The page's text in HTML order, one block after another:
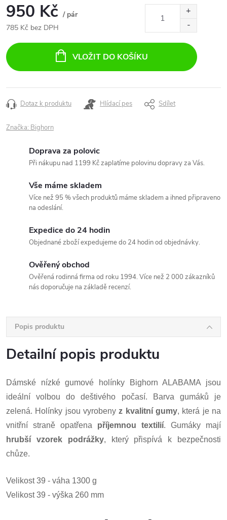
950 Kč / pár
785 Kč bez DPH
cena:
VLOŽIT DO KOŠÍKU
Dotaz k produktu Hlídací pes Sdílet
Značka: Bighorn
Doprava za polovic
Při nákupu nad 1199 Kč zaplatíme polovinu dopravy za Vás.
Vše máme skladem
Více než 95 % všech produktů máme skladem a ihned připraveno
na odeslání.
Expedice do 24 hodin
Objednané zboží expedujeme do 24 hodin od objednávky.
Ověřený obchod
Ověřená rodinná firma od roku 1994. Více než 2 000 zákazníků
nás doporučuje na základě recenzí.
Popis produktu
Detailní popis produktu
Dámské nízké gumové holínky Bighorn ALABAMA jsou
ideální volbou do deštivého počasí. Barva gumáků je
zelená. Holínky jsou vyrobenyz kvalitní gumy, která je na
vnitřní straně opatřena příjemnou textilií. Gumáky mají
hrubší vzorek podrážky, který přispívá k bezpečnosti
chůze.
Velikost 39 - váha 1300 g
Velikost 39 - výška 260 mm